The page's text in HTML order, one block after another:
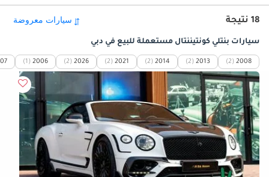
18 نتيجة
سيارات بنتلي كونتيننتال مستعملة للبيع في دبي
2008
(2)
2013
(2)
2014
(2)
2021
(2)
2026
(2)
2006
(1)